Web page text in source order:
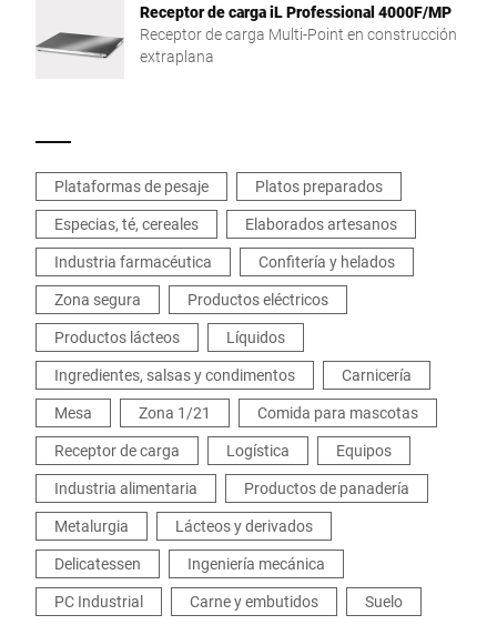
Receptor de carga iL Professional 4000F/MP
Receptor de carga Multi-Point en construcción
extraplana
Plataformas de pesaje
Platos preparados
Especias, té, cereales
Elaborados artesanos
Industria farmacéutica
Confitería y helados
Zona segura
Productos eléctricos
Productos lácteos
Líquidos
Ingredientes, salsas y condimentos
Carnicería
Mesa
Zona 1/21
Comida para mascotas
Receptor de carga
Logística
Equipos
Industria alimentaria
Productos de panadería
Metalurgia
Lácteos y derivados
Delicatessen
Ingeniería mecánica
PC Industrial
Carne y embutidos
Suelo